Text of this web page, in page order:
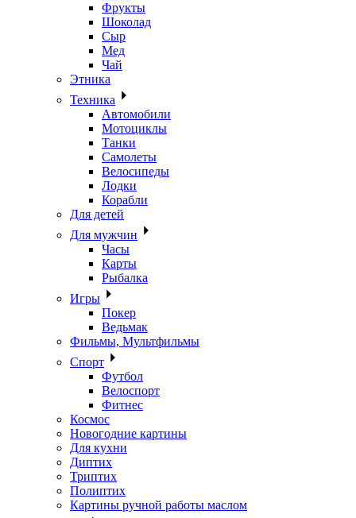
Фрукты
Шоколад
Сыр
Мед
Чай
Этника
Техника
Автомобили
Мотоциклы
Танки
Самолеты
Велосипеды
Лодки
Корабли
Для детей
Для мужчин
Часы
Карты
Рыбалка
Игры
Покер
Ведьмак
Фильмы, Мультфильмы
Спорт
Футбол
Велоспорт
Фитнес
Космос
Новогодние картины
Для кухни
Диптих
Триптих
Полиптих
Картины ручной работы маслом